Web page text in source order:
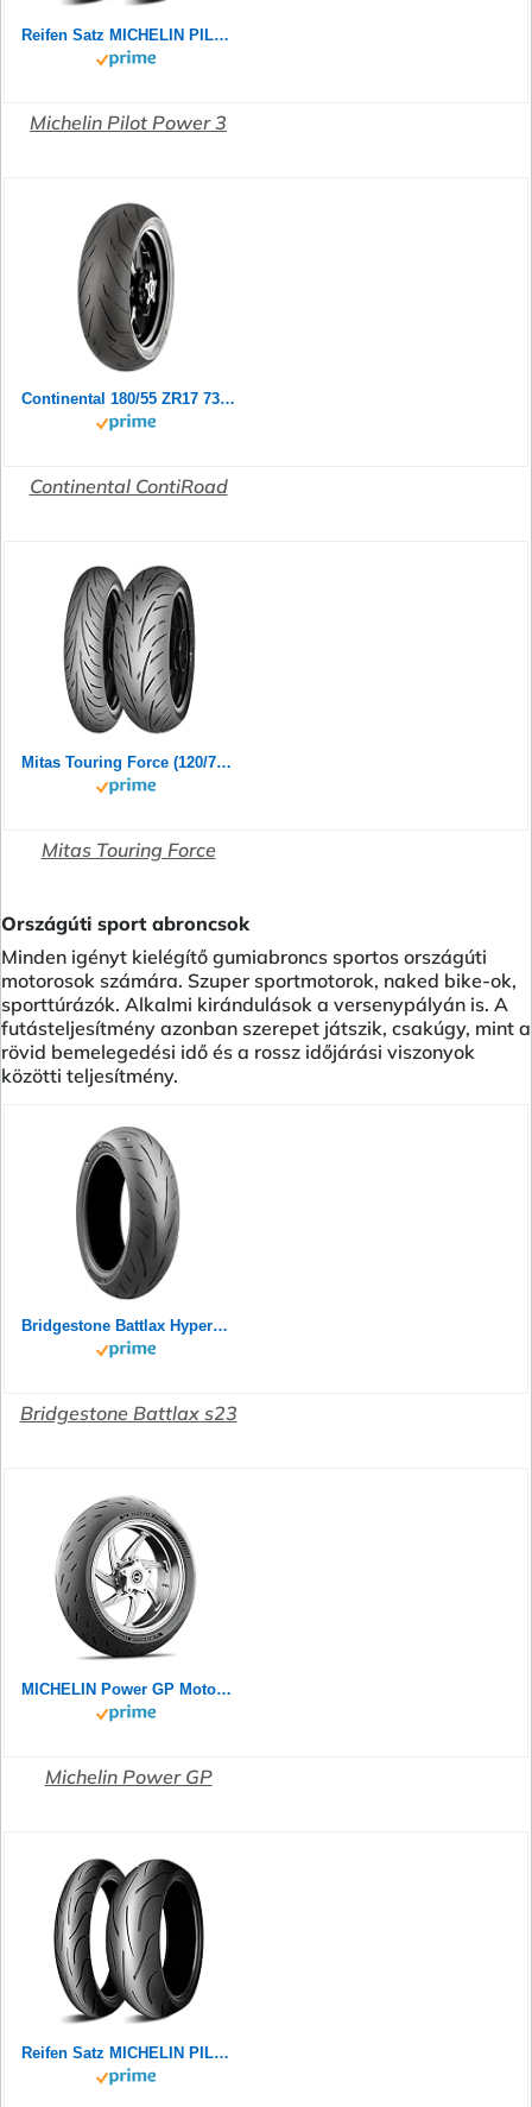
Reifen Satz MICHELIN PILOT POWER 2CT 180/55 ZR17 73W + 120/70 ZR17 58W Motorradreifen Set
Michelin Pilot Power 3
Continental 180/55 ZR17 73W Contiroad
Continental ContiRoad
Mitas Touring Force (120/70ZR17 (58W) TL)
Mitas Touring Force
Országúti sport abroncsok
Minden igényt kielégítő gumiabroncs sportos országúti
motorosok számára. Szuper sportmotorok, naked bike-ok,
sporttúrázók. Alkalmi kirándulások a versenypályán is. A
futásteljesítmény azonban szerepet játszik, csakúgy, mint a
rövid bemelegedési idő és a rossz időjárási viszonyok
közötti teljesítmény.
Bridgestone Battlax Hypersport S23 Rear 180/55ZR17 73W TL 24758
Bridgestone Battlax s23
MICHELIN Power GP Motorradreifen 120/70ZR17 (58W) Vorderrad
Michelin Power GP
Reifen Satz MICHELIN PILOT POWER 2CT 180/55 ZR17 73W + 120/70 ZR17 58W Motorradreifen Set